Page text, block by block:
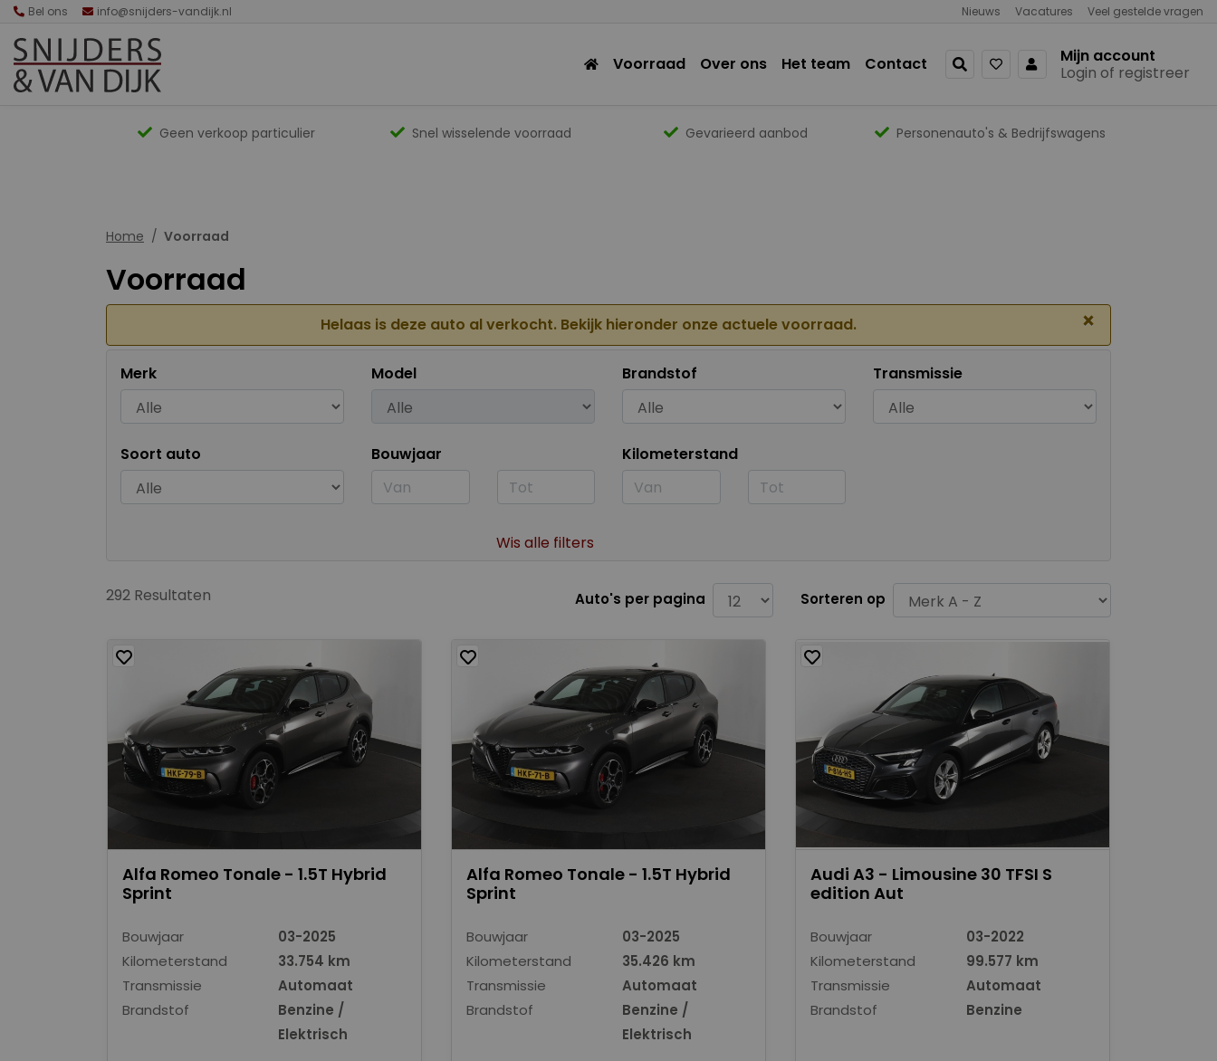
Bel ons info@snijders-vandijk.nl Nieuws Vacatures Veel gestelde vragen
Voorraad Over ons Het team Contact
Mijn account
Login of registreer
Geen verkoop particulier Snel wisselende voorraad Gevarieerd aanbod Personenauto's & Bedrijfswagens
Home Voorraad
Voorraad
Helaas is deze auto al verkocht. Bekijk hieronder onze actuele voorraad. ×
Merk Model Brandstof Transmissie
Soort auto Bouwjaar Kilometerstand
Wis alle filters
292 Resultaten Auto's per pagina Sorteren op
Alfa Romeo Tonale - 1.5T Hybrid
Sprint
Bouwjaar
03-2025
Kilometerstand
33.754 km
Transmissie
Automaat
Brandstof
Benzine /
Elektrisch
Alfa Romeo Tonale - 1.5T Hybrid
Sprint
Bouwjaar
03-2025
Kilometerstand
35.426 km
Transmissie
Automaat
Brandstof
Benzine /
Elektrisch
Audi A3 - Limousine 30 TFSI S
edition Aut
Bouwjaar
03-2022
Kilometerstand
99.577 km
Transmissie
Automaat
Brandstof
Benzine